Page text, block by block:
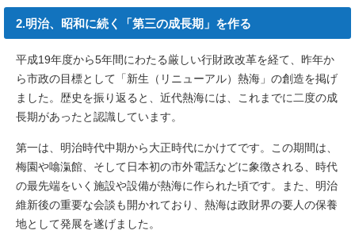
2.明治、昭和に続く「第三の成長期」を作る
平成19年度から5年間にわたる厳しい行財政改革を経て、昨年か
ら市政の目標として「新生（リニューアル）熱海」の創造を掲げ
ました。歴史を振り返ると、近代熱海には、これまでに二度の成
長期があったと認識しています。
第一は、明治時代中期から大正時代にかけてです。この期間は、
梅園や噏滊館、そして日本初の市外電話などに象徴される、時代
の最先端をいく施設や設備が熱海に作られた頃です。また、明治
維新後の重要な会談も開かれており、熱海は政財界の要人の保養
地として発展を遂げました。